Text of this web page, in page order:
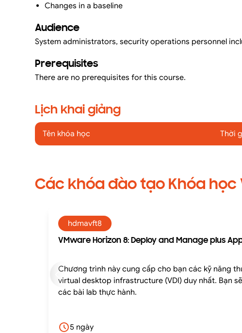
Changes in a baseline
Audience
System administrators, security operations personnel
Prerequisites
There are no prerequisites for this course.
Lịch khai giảng
Tên khóa học Thời
Các khóa đào tạo Khóa học
hdmavft8
VMware Horizon 8: Deploy and Manage plus
Chương trình này cung cấp cho bạn các kỹ năng
virtual desktop infrastructure (VDI) duy nhất. Bạn
các bài lab thực hành.
5 ngày